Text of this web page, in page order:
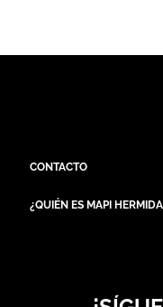
CONTACTO
¿QUIÉN ES MAPI